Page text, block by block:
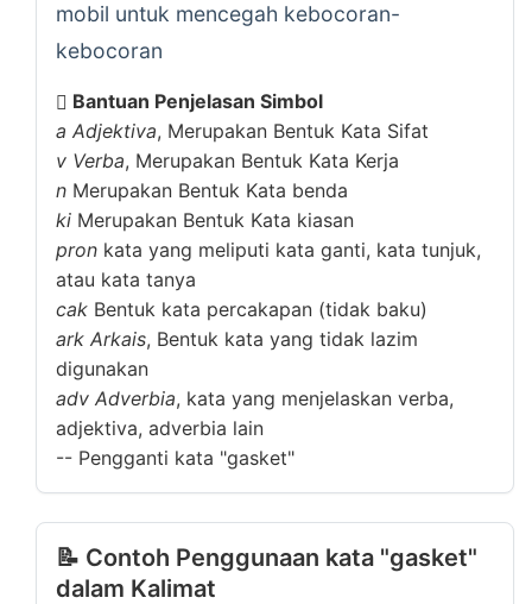
mobil untuk mencegah kebocoran-
kebocoran
Bantuan Penjelasan Simbol
a Adjektiva, Merupakan Bentuk Kata Sifat
v Verba, Merupakan Bentuk Kata Kerja
n Merupakan Bentuk Kata benda
ki Merupakan Bentuk Kata kiasan
pron kata yang meliputi kata ganti, kata tunjuk,
atau kata tanya
cak Bentuk kata percakapan (tidak baku)
ark Arkais, Bentuk kata yang tidak lazim
digunakan
adv Adverbia, kata yang menjelaskan verba,
adjektiva, adverbia lain
-- Pengganti kata "gasket"
📝 Contoh Penggunaan kata "gasket"
dalam Kalimat